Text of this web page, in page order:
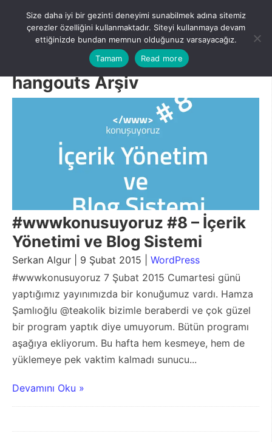
content
Menu
hangouts Arşiv
#wwwkonusuyoruz #8 – İçerik
Yönetimi ve Blog Sistemi
Serkan Algur | 9 Şubat 2015 | WordPress
#wwwkonusuyoruz 7 Şubat 2015 Cumartesi günü
yaptığımız yayınımızda bir konuğumuz vardı. Hamza
Şamlıoğlu @teakolik bizimle beraberdi ve çok güzel
bir program yaptık diye umuyorum. Bütün programı
aşağıya ekliyorum. Bu hafta hem kesmeye, hem de
yüklemeye pek vaktim kalmadı sunucu...
Devamını Oku »
Size daha iyi bir gezinti deneyimi sunabilmek adına sitemiz
çerezler özelliğini kullanmaktadır. Siteyi kullanmaya devam
ettiğinizde bundan memnun olduğunuz varsayacağız.
Tamam
Read more